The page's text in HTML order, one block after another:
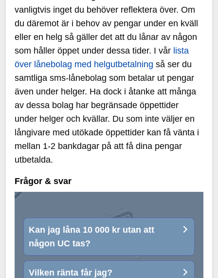
vanligtvis inget du behöver reflektera över. Om
du däremot är i behov av pengar under en kväll
eller en helg så gäller det att du lånar av någon
som håller öppet under dessa tider. I vår lista
över lånebolag med helgutbetalning så ser du
samtliga sms-lånebolag som betalar ut pengar
även under helger. Ha dock i åtanke att många
av dessa bolag har begränsade öppettider
under helger och kvällar. Du som inte väljer en
långivare med utökade öppettider kan få vänta i
mellan 1-2 bankdagar på att få dina pengar
utbetalda.
Frågor & svar
Kan jag låna 10 000 kr utan att
någon UC tas?
Vilken ränta får jag?